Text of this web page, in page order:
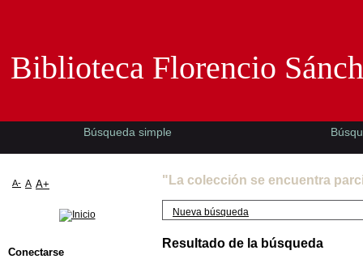
"La colección se encuentra
Nueva búsqueda
Resultado de la búsqueda
Biblioteca Florencio
Búsqueda simple
A- A A+
Conectarse